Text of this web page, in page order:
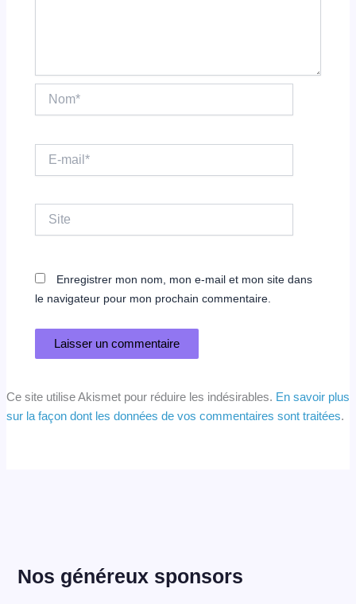
Nom*
mail*
Site
Enregistrer mon nom, mon e-mail et mon site dans
le navigateur pour mon prochain commentaire.
Ce site utilise Akismet pour réduire les indésirables. En savoir plus
sur la façon dont les données de vos commentaires sont traitées.
Nos généreux sponsors